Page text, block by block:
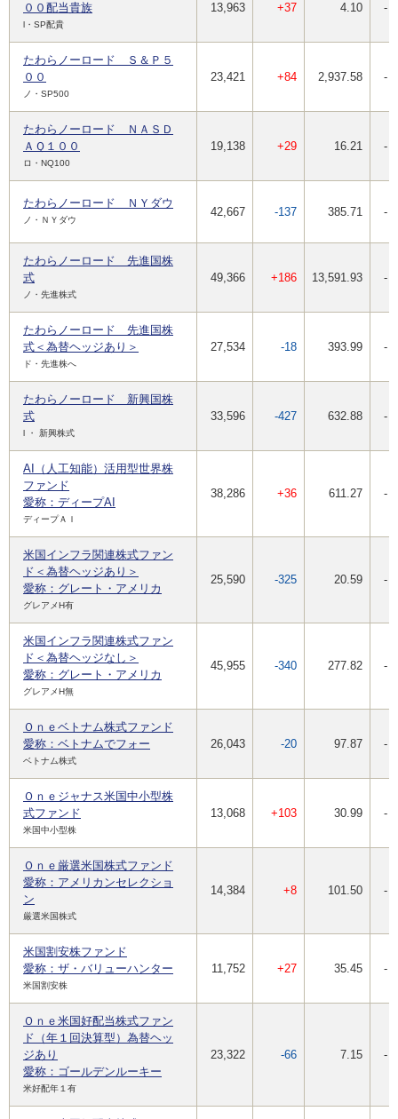
００配当貴族
l・SP配貴
13,963 +37 4.10 -
たわらノーロード Ｓ＆Ｐ５
００
ノ・SP500
23,421 +84 2,937.58 -
たわらノーロード ＮＡＳＤ
ＡＱ１００
ロ・NQ100
19,138 +29 16.21 -
たわらノーロード ＮＹダウ
ノ・ＮＹダウ
42,667 -137 385.71 -
たわらノーロード 先進国株
式
ノ・先進株式
49,366 +186 13,591.93 -
たわらノーロード 先進国株
式＜為替ヘッジあり＞
ド・先進株へ
27,534 -18 393.99 -
たわらノーロード 新興国株
式
l ・ 新興株式
33,596 -427 632.88 -
AI（人工知能）活用型世界株
ファンド
愛称：ディープAI
ディープＡＩ
38,286 +36 611.27 -
米国インフラ関連株式ファン
ド＜為替ヘッジあり＞
愛称：グレート・アメリカ
グレアメH有
25,590 -325 20.59 -
米国インフラ関連株式ファン
ド＜為替ヘッジなし＞
愛称：グレート・アメリカ
グレアメH無
45,955 -340 277.82 -
Ｏｎｅベトナム株式ファンド
愛称：ベトナムでフォー
ベトナム株式
26,043 -20 97.87 -
Ｏｎｅジャナス米国中小型株
式ファンド
米国中小型株
13,068 +103 30.99 -
Ｏｎｅ厳選米国株式ファンド
愛称：アメリカンセレクショ
ン
厳選米国株式
14,384 +8 101.50 -
米国割安株ファンド
愛称：ザ・バリューハンター
米国割安株
11,752 +27 35.45 -
Ｏｎｅ米国好配当株式ファン
ド（年１回決算型）為替ヘッ
ジあり
愛称：ゴールデンルーキー
米好配年１有
23,322 -66 7.15 -